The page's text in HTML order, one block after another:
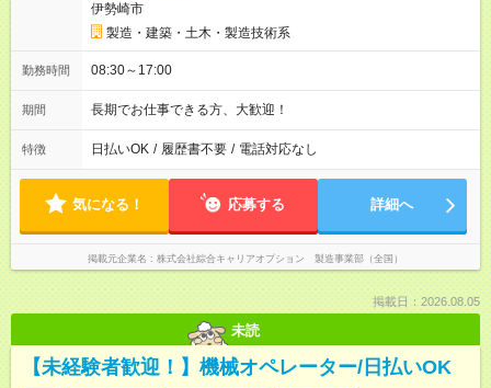
伊勢崎市
製造・建築・土木・製造技術系
勤務時間 08:30～17:00
期間 長期でお仕事できる方、大歓迎！
特徴 日払いOK / 履歴書不要 / 電話対応なし
気になる！ 応募する 詳細へ
掲載元企業名 株式会社綜合キャリアオプション 製造事業部（全国）
掲載日：2026.08.05
未読
【未経験者歓迎！】機械オペレーター/日払いOK